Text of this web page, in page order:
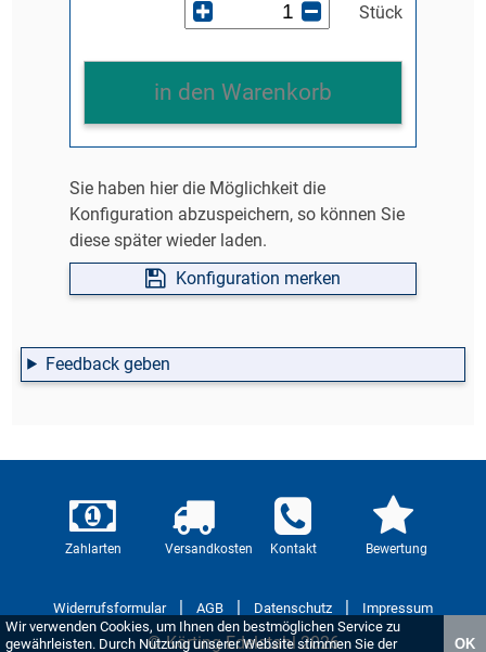
Stück
in den Warenkorb
Sie haben hier die Möglichkeit die
Konfiguration abzuspeichern, so können Sie
diese später wieder laden.
Konfiguration merken
Feedback geben
Zahlarten Versandkosten Kontakt Bewertung
Widerrufsformular | AGB | Datenschutz | Impressum
© Körting Edelstahl 2026
Wir verwenden Cookies, um Ihnen den bestmöglichen Service zu
gewährleisten. Durch Nutzung unserer Website stimmen Sie der
OK